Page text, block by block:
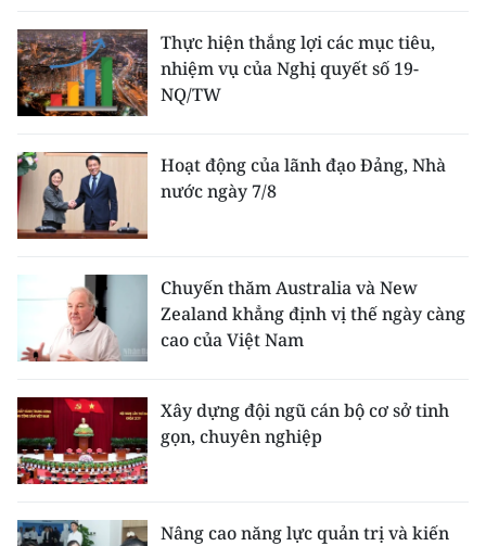
Thực hiện thắng lợi các mục tiêu,
nhiệm vụ của Nghị quyết số 19-
NQ/TW
Hoạt động của lãnh đạo Đảng, Nhà
nước ngày 7/8
Chuyến thăm Australia và New
Zealand khẳng định vị thế ngày càng
cao của Việt Nam
Xây dựng đội ngũ cán bộ cơ sở tinh
gọn, chuyên nghiệp
Nâng cao năng lực quản trị và kiến